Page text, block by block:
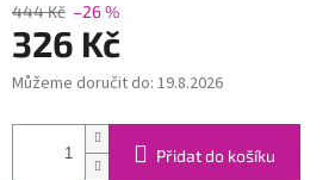
444 Kč –26 %
326 Kč
Měrná
Můžeme doručit do: 19.8.2026
Přidat do košíku